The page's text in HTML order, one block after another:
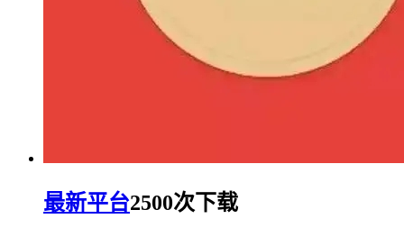
最新平台2500次下载